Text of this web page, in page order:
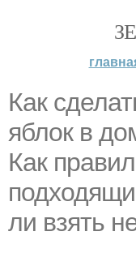
Как
яблок в
Как
ли взять